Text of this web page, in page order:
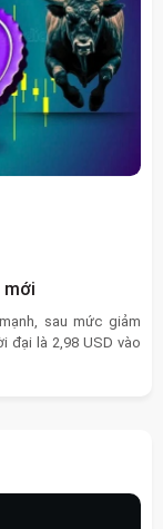
mới
sau mức giảm
đại là 2,98 USD vào